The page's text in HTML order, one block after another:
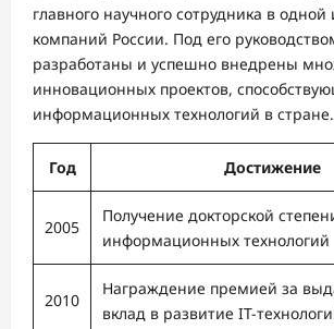
главного научного сотрудника в
компаний России. Под его
разработаны и успешно внедрены
инновационных проектов,
информационных технологий в стране.
Год Достижение
2005
Получение докторской
информационных технологий
2010
Награждение премией за
вклад в развитие IT-